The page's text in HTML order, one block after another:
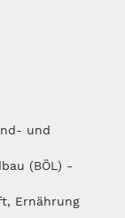
und
(BÖL) -
Ernährung